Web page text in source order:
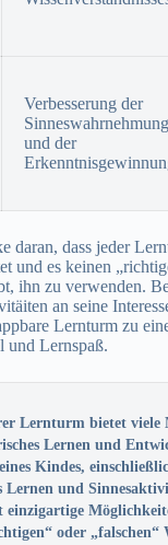
Verbesserung der
und der
daran, dass jeder
und es keinen
ihn zu verwenden.
an seine
Lernturm zu
und Lernspaß.
Lernturm bietet viele
Lernen und
Kindes,
Lernen und
oder „falschen“